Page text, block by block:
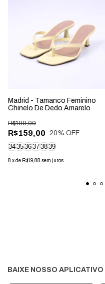
Madrid - Tamanco Feminino
Chinelo De Dedo Amarelo
R$159,00
R$199,00
20% OFF
343536373839
8 xde R$19,88 sem juros
BAIXE NOSSO APLICATIVO